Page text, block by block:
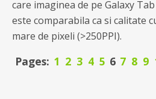
care imaginea de pe Galaxy
este comparabila ca si calitate
mare de pixeli (>250PPI).
Pages: 1 2 3 4 5 6 7 8 9